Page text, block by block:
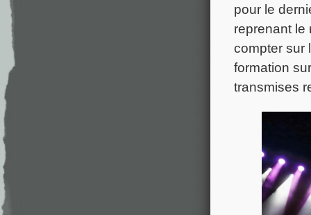
pour le
reprenant le
compter sur
formation
transmises